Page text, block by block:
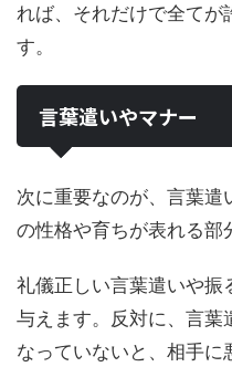
れば、それだけで全て
す。
言葉遣いやマナー
次に重要なのが、言葉遣
の性格や育ちが表れる部
礼儀正しい言葉遣いや振
与えます。反対に、言葉
なっていないと、相手に